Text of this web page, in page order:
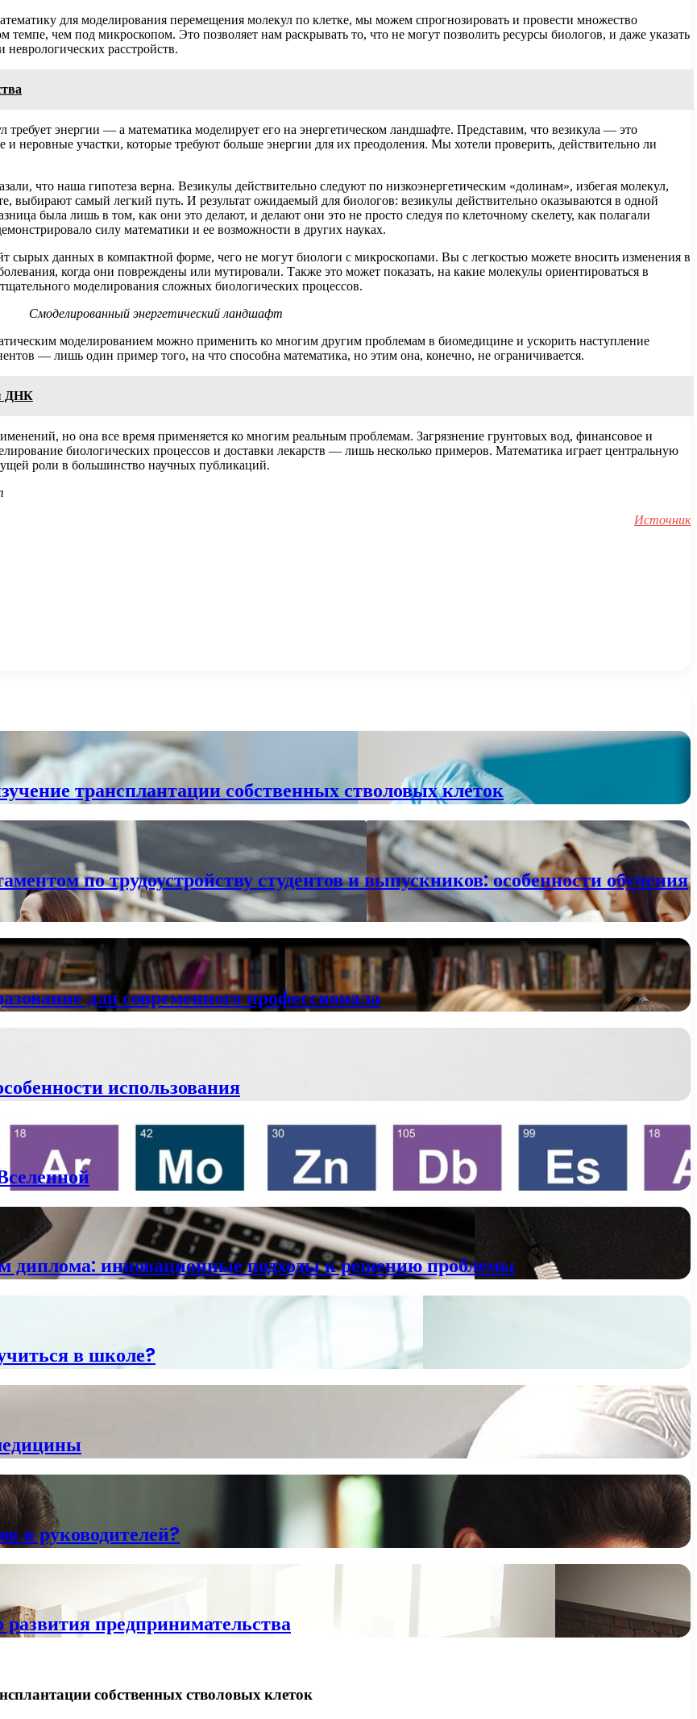
для моделирования перемещения молекул по клетке, мы можем спрогнозировать и провести множество
чем под микроскопом. Это позволяет нам раскрывать то, что не могут позволить ресурсы биологов, и даже указать
расстройств.
энергии — а математика моделирует его на энергетическом ландшафте. Представим, что везикула — это
неровные участки, которые требуют больше энергии для их преодоления. Мы хотели проверить, действительно ли
что наша гипотеза верна. Везикулы действительно следуют по низкоэнергетическим «долинам», избегая молекул,
выбирают самый легкий путь. И результат ожидаемый для биологов: везикулы действительно оказываются в одной
была лишь в том, как они это делают, и делают они это не просто следуя по клеточному скелету, как полагали
силу математики и ее возможности в других науках.
сырых данных в компактной форме, чего не могут биологи с микроскопами. Вы с легкостью можете вносить изменения в
когда они повреждены или мутировали. Также это может показать, на какие молекулы ориентироваться в
моделирования сложных биологических процессов.
Смоделированный энергетический ландшафт
моделированием можно применить ко многим другим проблемам в биомедицине и ускорить наступление
— лишь один пример того, на что способна математика, но этим она, конечно, не ограничивается.
ДНК
но она все время применяется ко многим реальным проблемам. Загрязнение грунтовых вод, финансовое и
биологических процессов и доставки лекарств — лишь несколько примеров. Математика играет центральную
роли в большинство научных публикаций.
Источник
трансплантации собственных стволовых клеток
по трудоустройству студентов и выпускников: особенности обучения
для современного профессионала
использования
диплома: инновационные подходы к решению проблемы
в школе?
и руководителей?
предпринимательства
собственных стволовых клеток